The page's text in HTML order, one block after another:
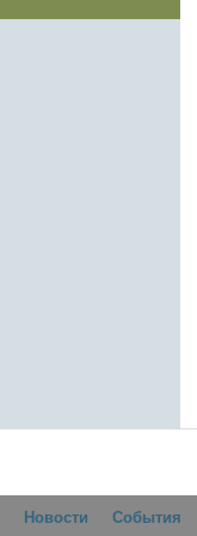
Новости События